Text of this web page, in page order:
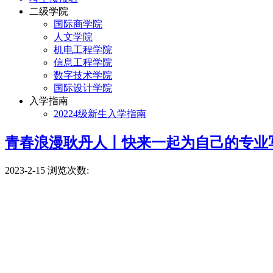
二级学院
国际商学院
人文学院
机电工程学院
信息工程学院
数字技术学院
国际设计学院
入学指南
20224级新生入学指南
青春浪漫耿丹人丨快来一起为自己的专业
2023-2-15 浏览次数: